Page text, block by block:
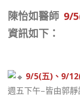
陳怡如醫師 9/
資訊如下：
9/5(五)、9/
週五下午–皆由郭靜